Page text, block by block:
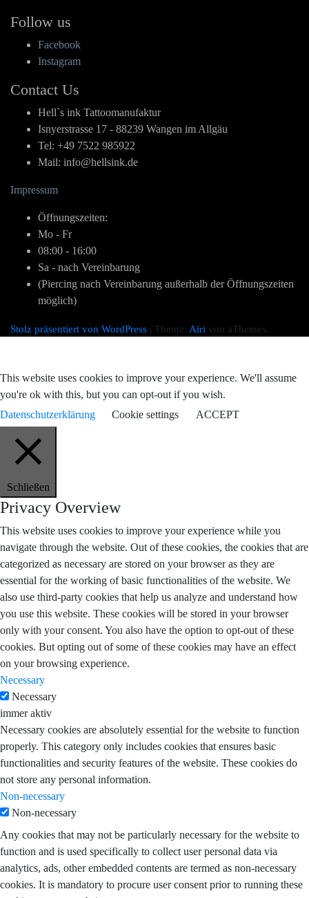
Follow us
Facebook
Instagram
Contact Us
Hell`s ink Tattoomanufaktur
Isnyerstrasse 17 - 88239 Wangen im Allgäu
Tel: +49 7522 985922
Mail: info@hellsink.de
Impressum
Öffnungszeiten:
Mo - Fr
08:00 - 16:00
Sa - nach Vereinbarung
(Piercing nach Vereinbarung außerhalb der Öffnungszeiten
möglich)
Stolz präsentiert von WordPress | Theme: Airi von aThemes.
This website uses cookies to improve your experience. We'll assume
you're ok with this, but you can opt-out if you wish.
Datenschutzerklärung
Cookie settings ACCEPT
Schließen
Privacy Overview
This website uses cookies to improve your experience while you
navigate through the website. Out of these cookies, the cookies that are
categorized as necessary are stored on your browser as they are
essential for the working of basic functionalities of the website. We
also use third-party cookies that help us analyze and understand how
you use this website. These cookies will be stored in your browser
only with your consent. You also have the option to opt-out of these
cookies. But opting out of some of these cookies may have an effect
on your browsing experience.
Necessary
Necessary
immer aktiv
Necessary cookies are absolutely essential for the website to function
properly. This category only includes cookies that ensures basic
functionalities and security features of the website. These cookies do
not store any personal information.
Non-necessary
Non-necessary
Any cookies that may not be particularly necessary for the website to
function and is used specifically to collect user personal data via
analytics, ads, other embedded contents are termed as non-necessary
cookies. It is mandatory to procure user consent prior to running these